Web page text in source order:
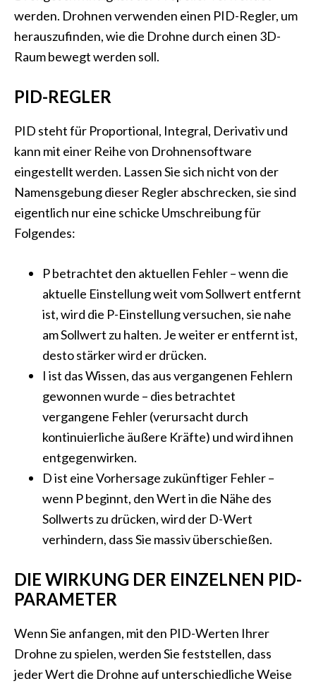
werden. Drohnen verwenden einen PID-Regler, um
herauszufinden, wie die Drohne durch einen 3D-
Raum bewegt werden soll.
PID-REGLER
PID steht für Proportional, Integral, Derivativ und
kann mit einer Reihe von Drohnensoftware
eingestellt werden. Lassen Sie sich nicht von der
Namensgebung dieser Regler abschrecken, sie sind
eigentlich nur eine schicke Umschreibung für
Folgendes:
P betrachtet den aktuellen Fehler – wenn die
aktuelle Einstellung weit vom Sollwert entfernt
ist, wird die P-Einstellung versuchen, sie nahe
am Sollwert zu halten. Je weiter er entfernt ist,
desto stärker wird er drücken.
I ist das Wissen, das aus vergangenen Fehlern
gewonnen wurde – dies betrachtet
vergangene Fehler (verursacht durch
kontinuierliche äußere Kräfte) und wird ihnen
entgegenwirken.
D ist eine Vorhersage zukünftiger Fehler –
wenn P beginnt, den Wert in die Nähe des
Sollwerts zu drücken, wird der D-Wert
verhindern, dass Sie massiv überschießen.
DIE WIRKUNG DER EINZELNEN PID-
PARAMETER
Wenn Sie anfangen, mit den PID-Werten Ihrer
Drohne zu spielen, werden Sie feststellen, dass
jeder Wert die Drohne auf unterschiedliche Weise